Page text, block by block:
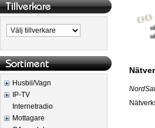
Husbil/Vagn
IP-TV
Internetradio
Mottagare
NordSat